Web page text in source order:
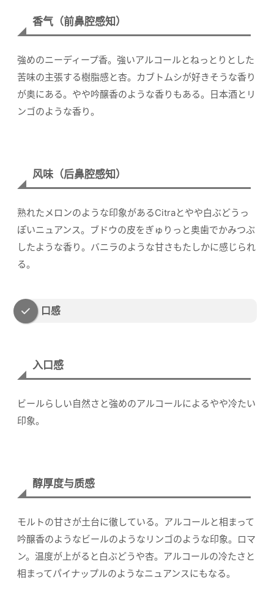
香气（前鼻腔感知）
強めのニーディープ香。強いアルコールとねっとりとした
苦味の主張する樹脂感と杏。カブトムシが好きそうな香り
が奥にある。やや吟醸香のような香りもある。日本酒とリ
ンゴのような香り。
风味（后鼻腔感知）
熟れたメロンのような印象があるCitraとやや白ぶどうっ
ぽいニュアンス。ブドウの皮をぎゅりっと奥歯でかみつぶ
したような香り。バニラのような甘さもたしかに感じられ
る。
口感
入口感
ビールらしい自然さと強めのアルコールによるやや冷たい
印象。
醇厚度与质感
モルトの甘さが土台に徹している。アルコールと相まって
吟醸香のようなビールのようなリンゴのような印象。ロマ
ン。温度が上がると白ぶどうや杏。アルコールの冷たさと
相まってパイナップルのようなニュアンスにもなる。